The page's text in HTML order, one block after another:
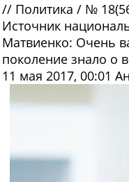
// Политика / №
Источник
Матвиенко: Очень
поколение знало о
11 мая 2017, 00:01